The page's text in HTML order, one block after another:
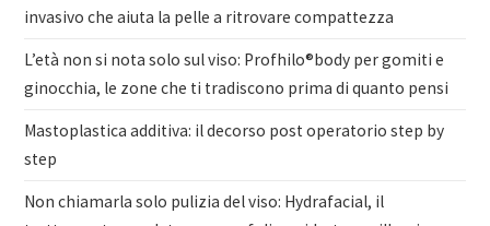
invasivo che aiuta la pelle a ritrovare compattezza
L’età non si nota solo sul viso: Profhilo®body per gomiti e
ginocchia, le zone che ti tradiscono prima di quanto pensi
Mastoplastica additiva: il decorso post operatorio step by
step
Non chiamarla solo pulizia del viso: Hydrafacial, il